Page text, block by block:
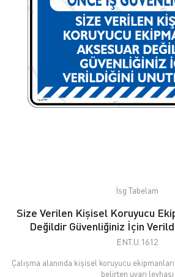
İsg Tabelam
Size Verilen Kişisel Koruyucu
Değildir Güvenliğiniz İçin
ENT.U.1612
Çalışma alanında kişisel koruyucu
belirten uyarı levhası